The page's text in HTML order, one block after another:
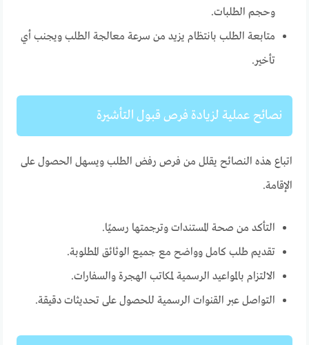
وحجم الطلبات.
متابعة الطلب بانتظام يزيد من سرعة معالجة الطلب ويجنب أي
تأخير.
نصائح عملية لزيادة فرص قبول التأشيرة
اتباع هذه النصائح يقلل من فرص رفض الطلب ويسهل الحصول على
الإقامة.
التأكد من صحة المستندات وترجمتها رسميًا.
تقديم طلب كامل وواضح مع جميع الوثائق المطلوبة.
الالتزام بالمواعيد الرسمية لمكاتب الهجرة والسفارات.
التواصل عبر القنوات الرسمية للحصول على تحديثات دقيقة.